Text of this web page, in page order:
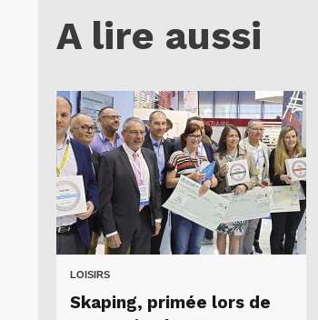
A lire aussi
LOISIRS
Skaping, primée lors de